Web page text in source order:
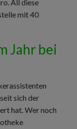
All diese
mit 40
Jahr bei
sich der
hat. Wer noch